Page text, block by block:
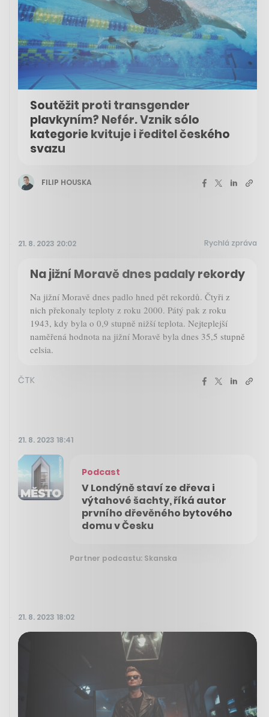
Soutěžit proti transgender
plavkyním? Nefér. Vznik sólo
kategorie kvituje i ředitel českého
svazu
FILIP HOUSKA
21. 8. 2023 20:02 Rychlá zpráva
Na jižní Moravě dnes padaly rekordy
Na jižní Moravě dnes padlo hned pět rekordů. Čtyři z
nich překonaly teploty z roku 2000. Pátý pak z roku
1943, kdy byla o 0,9 stupně nižší teplota. Nejteplejší
naměřená hodnota na jižní Moravě byla dnes 35,5 stupně
celsia.
ČTK
21. 8. 2023 18:41
Podcast
V Londýně staví ze dřeva i
výtahové šachty, říká autor
prvního dřevěného bytového
domu v Česku
Partner podcastu: Skanska
21. 8. 2023 18:02